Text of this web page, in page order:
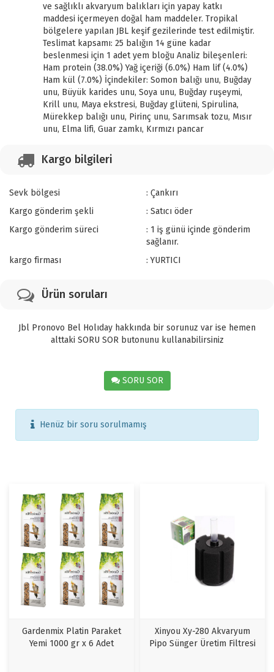
ve sağlıklı akvaryum balıkları için yapay katkı
maddesi içermeyen doğal ham maddeler. Tropikal
bölgelere yapılan JBL keşif gezilerinde test edilmiştir.
Teslimat kapsamı: 25 balığın 14 güne kadar
beslenmesi için 1 adet yem bloğu Analiz bileşenleri:
Ham protein (38.0%) Yağ içeriği (6.0%) Ham lif (4.0%)
Ham kül (7.0%) İçindekiler: Somon balığı unu, Buğday
unu, Büyük karides unu, Soya unu, Buğday ruşeymi,
Krill unu, Maya ekstresi, Buğday glüteni, Spirulina,
Mürekkep balığı unu, Pirinç unu, Sarımsak tozu, Mısır
unu, Elma lifi, Guar zamkı, Kırmızı pancar
Kargo bilgileri
Sevk bölgesi
: Çankırı
Kargo gönderim şekli
: Satıcı öder
Kargo gönderim süreci
: 1 iş günü içinde gönderim
sağlanır.
kargo firması
: YURTICI
Ürün soruları
Jbl Pronovo Bel Holıday hakkında bir sorunuz var ise hemen
alttaki SORU SOR butonunu kullanabilirsiniz
SORU SOR
Henüz bir soru sorulmamış
Gardenmix Platin Paraket
Yemi 1000 gr x 6 Adet
Xinyou Xy-280 Akvaryum
Pipo Sünger Üretim Filtresi